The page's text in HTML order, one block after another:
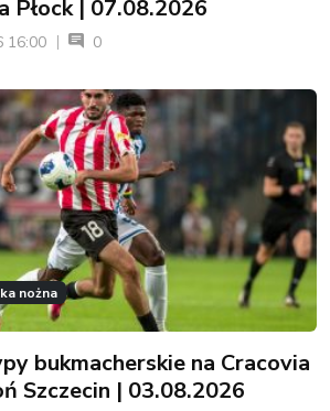
Płock | 07.08.2026
16:00 0
nożna
bukmacherskie na Cracovia
Szczecin | 03.08.2026